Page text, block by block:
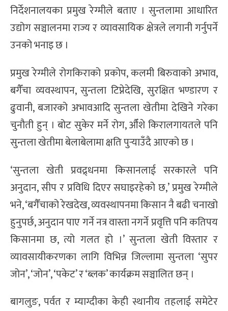
निर्देशनालयका प्रमुख रेग्मीले बताए । सुन्तलामा आधारित
उद्योग सञ्चालनमा राज्य र व्यावसायिक क्षेत्रले लगानी गर्नुपर्ने
उनको भनाइ छ ।
प्रमुख रेग्मीले रोगकिराको प्रकोप, कलमी बिरुवाको अभाव,
बगैँचा व्यवस्थापन, सुन्तला टिप्नेदेखि, सुरक्षित भण्डारण र
ढुवानी, बजारको अभावआदि सुन्तला खेतीमा देखिने गरेका
चुनौती हुन् । बोट सुकेर मर्ने रोग, औँशे किरालगायतले पनि
सुन्तला खेतीमा बेलाबेलामा क्षति पुर्‍याउँदै आएको छ ।
‘सुन्तला खेती प्रवद्र्धनमा किसानलाई सरकारले पनि
अनुदान, सीप र प्रविधि दिएर सघाइरहेको छ,’ प्रमुख रेग्मीले
भने, ‘बगैँचाको रेखदेख, व्यवस्थापनमा किसान नै बढी चनाखो
हुनुपर्छ, अनुदान पाए गर्ने नत्र वास्ता नगर्ने प्रवृत्ति पनि कतिपय
किसानमा छ, त्यो गलत हो ।’ सुन्तला खेती विस्तार र
व्यावसायीकरणका लागि विभिन्न जिल्लामा सुन्तला ‘सुपर
जोन’, ‘जोन’, ‘पकेट’ र ‘ब्लक’ कार्यक्रम सञ्चालित छन् ।
बागलुङ, पर्वत र म्याग्दीका केही स्थानीय तहलाई समेटेर